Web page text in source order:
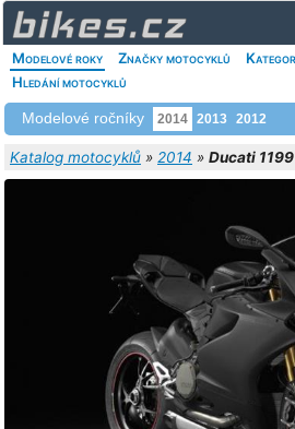
Modelové roky Značky motocyklů
Hledání motocyklů
Modelové ročníky 2014 2013 2012
Katalog motocyklů » 2014 » Ducati